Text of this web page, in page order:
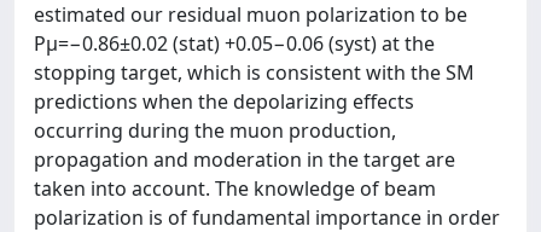
estimated our residual muon polarization to be
Pμ=−0.86±0.02 (stat) +0.05−0.06 (syst) at the
stopping target, which is consistent with the SM
predictions when the depolarizing effects
occurring during the muon production,
propagation and moderation in the target are
taken into account. The knowledge of beam
polarization is of fundamental importance in order